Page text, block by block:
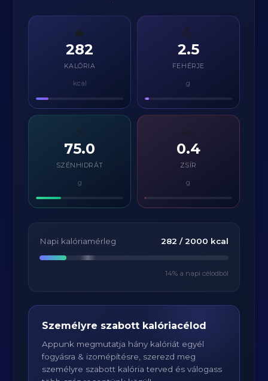
🔥
282
KALÓRIA
kcal
💪
2.5
FEHÉRJE
g
⚡
75.0
SZÉNHIDRÁT
g
0.4
ZSÍR
g
Napi kalóriamérleg 282 / 2000 kcal
14% a napi célodból
Személyre szabott kalóriacélod
Appunk megmutatja hány kalóriát egyél
fogyásra & izomépítésre, szerezd meg
személyre szabott kalória terved és válogass